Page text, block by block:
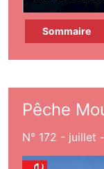
Sommaire
Pêche
N° 172 - juillet